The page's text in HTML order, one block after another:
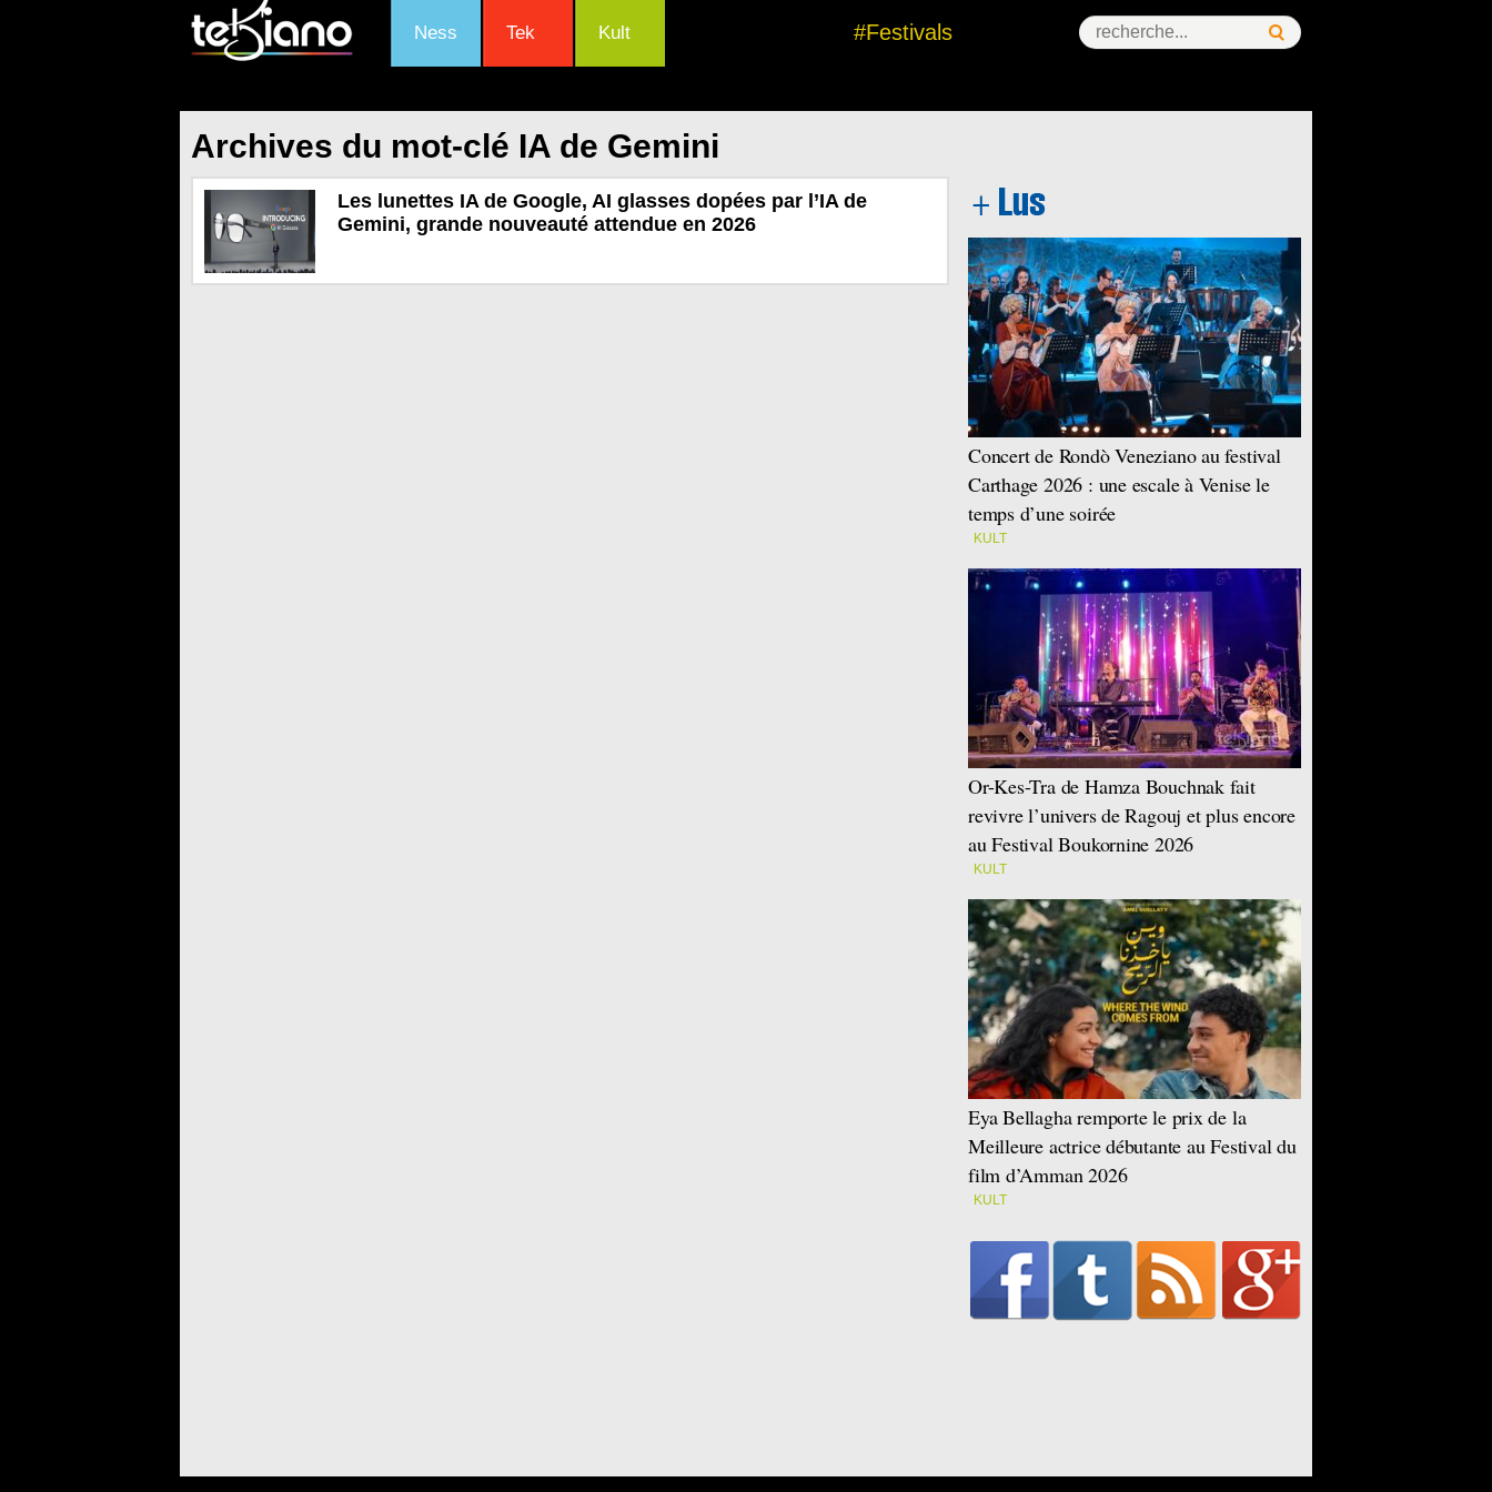
Ness Tek Kult #Festivals
Archives du mot-clé IA de Gemini
Les lunettes IA de Google, AI glasses dopées par l’IA de
Gemini, grande nouveauté attendue en 2026
Concert de Rondò Veneziano au festival
Carthage 2026 : une escale à Venise le
temps d’une soirée
KULT
Or-Kes-Tra de Hamza Bouchnak fait
revivre l’univers de Ragouj et plus encore
au Festival Boukornine 2026
KULT
Eya Bellagha remporte le prix de la
Meilleure actrice débutante au Festival du
film d’Amman 2026
KULT